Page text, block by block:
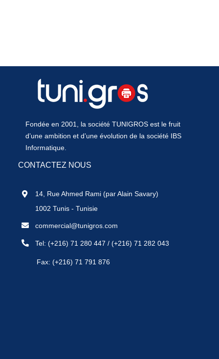
Fondée en 2001, la société TUNIGROS est le fruit
d’une ambition et d’une évolution de la société IBS
Informatique.
CONTACTEZ NOUS
14, Rue Ahmed Rami (par Alain Savary)
1002 Tunis - Tunisie
commercial@tunigros.com
Tel:(+216) 71 280 447 /(+216) 71 282 043
Fax: (+216) 71 791 876